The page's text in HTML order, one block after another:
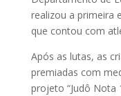
realizou a primeira
que contou com
Após as lutas, as
premiadas com
projeto “Judô Nota